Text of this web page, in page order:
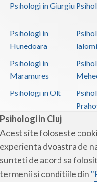
Psihologi in Cluj
Acest site foloseste
experienta dvoastra de
sunteti de acord sa
termenii si conditiile din
Psihologi in Giurgiu
Psihologi in
Hunedoara
Psihologi in
Maramures
Psihologi in Olt
Psihologi in Sibiu
Psihologi in Timis
Psihologi in Vaslui